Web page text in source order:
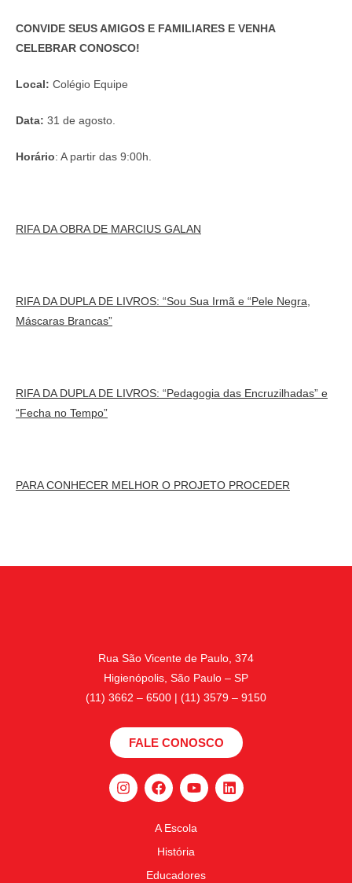
CONVIDE SEUS AMIGOS E FAMILIARES E VENHA
CELEBRAR CONOSCO!
Local: Colégio Equipe
Data: 31 de agosto.
Horário: A partir das 9:00h.
RIFA DA OBRA DE MARCIUS GALAN
RIFA DA DUPLA DE LIVROS: “Sou Sua Irmã e “Pele Negra,
Máscaras Brancas”
RIFA DA DUPLA DE LIVROS: “Pedagogia das Encruzilhadas” e
“Fecha no Tempo”
PARA CONHECER MELHOR O PROJETO PROCEDER
Rua São Vicente de Paulo, 374
Higienópolis, São Paulo – SP
(11) 3662 – 6500 | (11) 3579 – 9150
FALE CONOSCO
A Escola
História
Educadores